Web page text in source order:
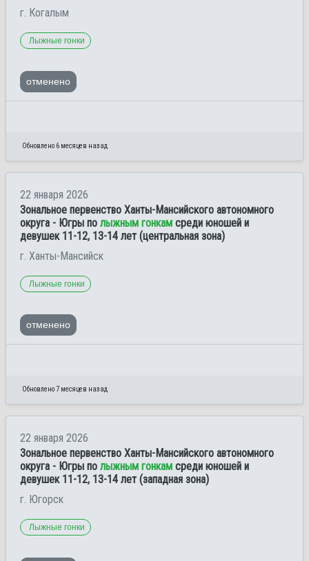
г. Когалым
Лыжные гонки
отменено
Обновлено 6 месяцев назад
22 января 2026
Зональное первенство Ханты-Мансийского автономного
округа - Югры по лыжным гонкам среди юношей и
девушек 11-12, 13-14 лет (центральная зона)
г. Ханты-Мансийск
Лыжные гонки
отменено
Обновлено 7 месяцев назад
22 января 2026
Зональное первенство Ханты-Мансийского автономного
округа - Югры по лыжным гонкам среди юношей и
девушек 11-12, 13-14 лет (западная зона)
г. Югорск
Лыжные гонки